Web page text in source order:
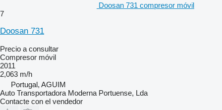
Doosan 731 compresor móvil
7
Doosan 731
Precio a consultar
Compresor móvil
2011
2,063 m/h
Portugal, AGUIM
Auto Transportadora Moderna Portuense, Lda
Contacte con el vendedor